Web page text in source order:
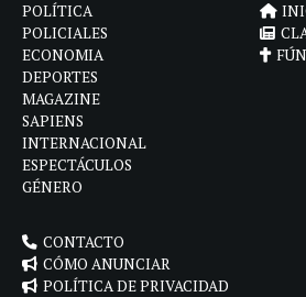
POLÍTICA
POLICIALES
ECONOMIA
DEPORTES
MAGAZINE
SAPIENS
INTERNACIONAL
ESPECTÁCULOS
GÉNERO
CONTACTO
CÓMO ANUNCIAR
POLÍTICA DE PRIVACIDAD